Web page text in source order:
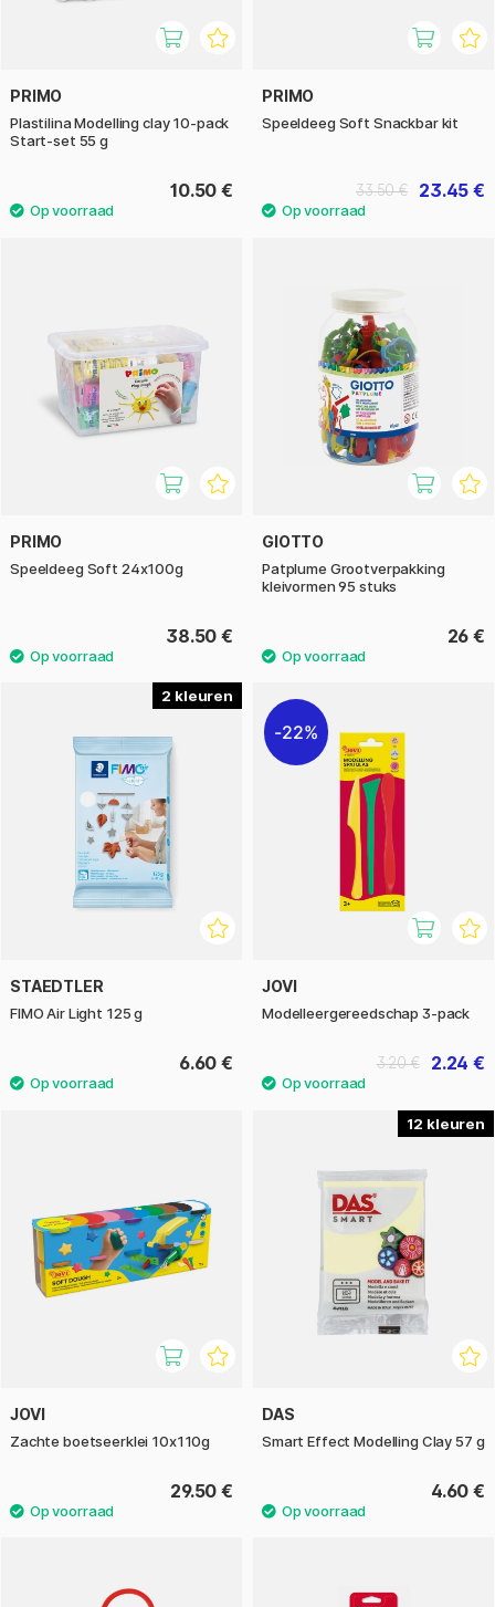
PRIMO
Plastilina Modelling clay 10-pack
Start-set 55 g
10.50 €
PRIMO
Speeldeeg Soft Snackbar kit
23.45 €
33.50 €
PRIMO
Speeldeeg Soft 24x100g
38.50 €
GIOTTO
Patplume Grootverpakking
kleivormen 95 stuks
26 €
2
STAEDTLER
FIMO Air Light 125 g
6.60 €
22%
JOVI
Modelleergereedschap 3-pack
2.24 €
3.20 €
JOVI
Zachte boetseerklei 10x110g
29.50 €
12
DAS
Smart Effect Modelling Clay 57 g
4.60 €